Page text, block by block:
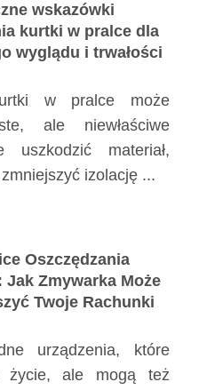
wskazówki
kurtki w pralce dla
wyglądu i trwałości
w pralce może
ale niewłaściwe
uszkodzić materiał,
izolację ...
Oszczędzania
Jak Zmywarka Może
Twoje Rachunki
urządzenia, które
życie, ale mogą też